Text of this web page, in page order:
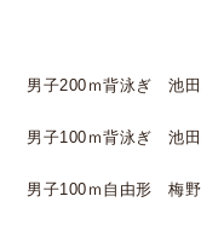
男子200ｍ背泳ぎ 池
男子100ｍ背泳ぎ 池
男子100ｍ自由形 梅